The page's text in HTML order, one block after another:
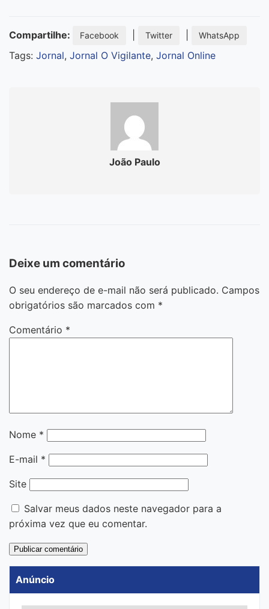
Compartilhe: Facebook Twitter WhatsApp
Tags: Jornal, Jornal O Vigilante, Jornal Online
João Paulo
Deixe um comentário
O seu endereço de e-mail não será publicado. Campos
obrigatórios são marcados com *
Comentário *
Nome *
E-mail *
Site
Salvar meus dados neste navegador para a
próxima vez que eu comentar.
Anúncio